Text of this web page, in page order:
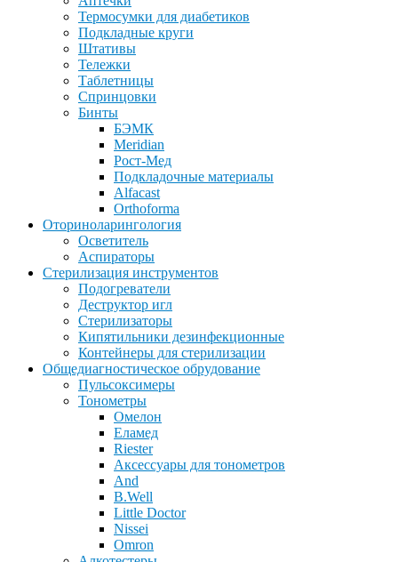
Термосумки для диабетиков
Подкладные круги
Штативы
Тележки
Таблетницы
Спринцовки
Бинты
БЭМК
Meridian
Рост-Мед
Подкладочные материалы
Alfacast
Orthoforma
Оториноларингология
Осветитель
Аспираторы
Стерилизация инструментов
Подогреватели
Деструктор игл
Стерилизаторы
Кипятильники дезинфекционные
Контейнеры для стерилизации
Общедиагностическое обрудование
Пульсоксимеры
Тонометры
Омелон
Еламед
Riester
Аксессуары для тонометров
And
B.Well
Little Doctor
Nissei
Omron